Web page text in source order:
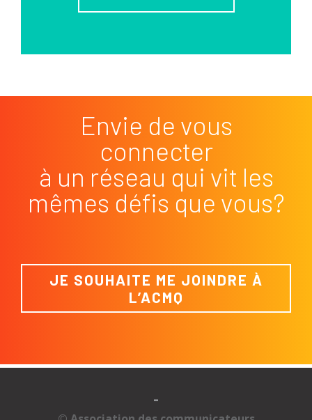
Envie de vous
connecter
à un réseau qui vit les
mêmes défis que vous?
JE SOUHAITE ME JOINDRE À
L’ACMQ
-